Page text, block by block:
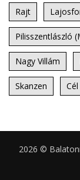
Rajt
Pilisszentlászló
Nagy Villám
Skanzen Cél
2026 ©